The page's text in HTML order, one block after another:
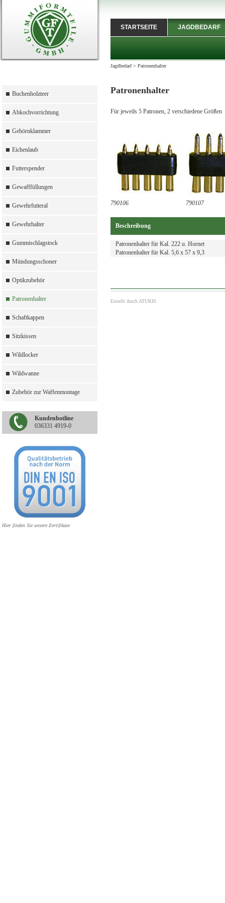
Buchenholzteer
Abkochvorrichtung
Gehörnklammer
Eichenlaub
Futterspender
Gewafffüllungen
Gewehrfutteral
Gewehrhalter
Gummischlagstock
Mündungsschoner
Optikzubehör
Patronenhalter
Schaftkappen
Sitzkissen
Wildlocker
Wildwanne
Zubehör zur Waffenmontage
Kundenhotline
036331 4919-0
Hier finden Sie unsere Zertifikate
STARTSEITE JAGDBEDARF
Jagdbedarf> Patronenhalter
Patronenhalter
Für jeweils 5 Patronen, 2 verschiedene
790106 790107
Beschreibung
Patronenhalter für Kal. 222 u. Hornet
Patronenhalter für Kal. 5,6 x 57 x 9,3
Erstellt durch ATURIS.